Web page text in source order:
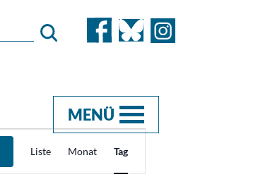
MENÜ
Veranstaltung
Ansichten-
Navigation
Liste Monat Tag